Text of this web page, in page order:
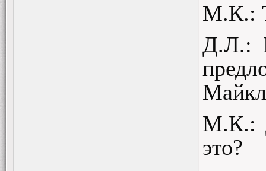
М.К.:
Д.Л.:
М.К.:
это?